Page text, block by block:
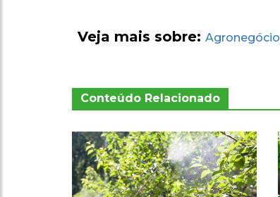
Veja mais sobre: Agronegócio
Conteúdo Relacionado